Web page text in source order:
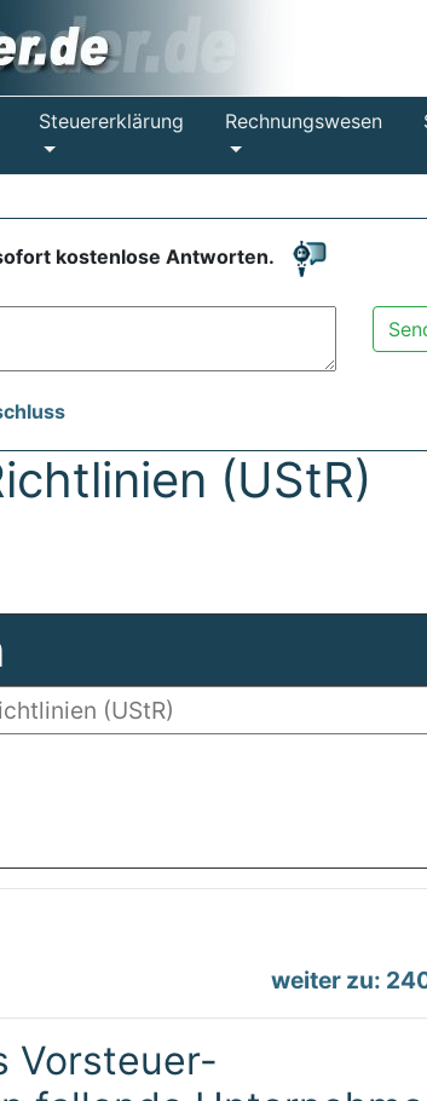
Steuererklärung Rechnungswesen
kostenlose Antworten.
(UStR)
weiter zu:
Vorsteuer-